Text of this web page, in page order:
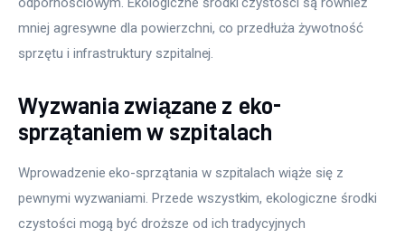
mniej agresywne dla powierzchni, co przedłuża żywotność
sprzętu i infrastruktury szpitalnej.
Wyzwania związane z eko-
sprzątaniem w szpitalach
Wprowadzenie eko-sprzątania w szpitalach wiąże się z
pewnymi wyzwaniami. Przede wszystkim, ekologiczne środki
czystości mogą być droższe od ich tradycyjnych